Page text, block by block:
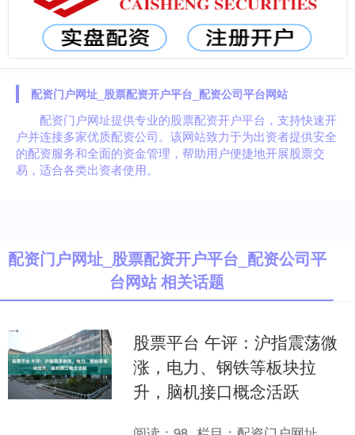
配资门户网址_股票配资开户平台_配资公司平台网站
配资门户网址提供专业的股票配资开户平台，支持快速开
户并连接多家优质配资公司。该网站致力于为出资者提供安全
的配资服务和全面的资金管理，帮助用户便捷地开展股票交
易，适合各类出资者使用。
配资门户网址_股票配资开户平台_配资公司平
台网站 相关话题
股票平台 午评：沪指震荡微
涨，电力、钢铁等板块拉
升，脑机接口概念活跃